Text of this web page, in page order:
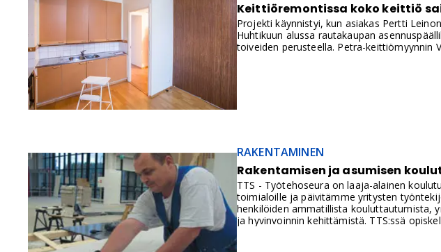
Keittiöremontissa koko keittiö
Projekti käynnistyi, kun asiakas Pertti
Huhtikuun alussa rautakaupan
toiveiden perusteella. Petra-keittiömyynnin
RAKENTAMINEN
Rakentamisen ja asumisen
TTS - Työtehoseura on laaja-alainen
toimialoille ja päivitämme yritysten
henkilöiden ammatillista kouluttautumista,
ja hyvinvoinnin kehittämistä. TTS:ssä